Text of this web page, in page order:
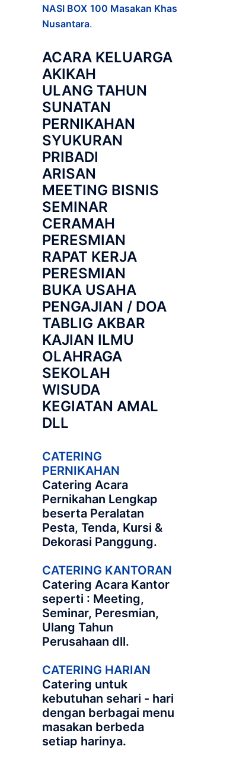
NASI BOX 100 Masakan Khas
Nusantara.
ACARA KELUARGA
AKIKAH
ULANG TAHUN
SUNATAN
PERNIKAHAN
SYUKURAN
PRIBADI
ARISAN
MEETING BISNIS
SEMINAR
CERAMAH
PERESMIAN
RAPAT KERJA
PERESMIAN
BUKA USAHA
PENGAJIAN / DOA
TABLIG AKBAR
KAJIAN ILMU
OLAHRAGA
SEKOLAH
WISUDA
KEGIATAN AMAL
DLL
CATERING
PERNIKAHAN
Catering Acara
Pernikahan Lengkap
beserta Peralatan
Pesta, Tenda, Kursi &
Dekorasi Panggung.
CATERING KANTORAN
Catering Acara Kantor
seperti : Meeting,
Seminar, Peresmian,
Ulang Tahun
Perusahaan dll.
CATERING HARIAN
Catering untuk
kebutuhan sehari - hari
dengan berbagai menu
masakan berbeda
setiap harinya.